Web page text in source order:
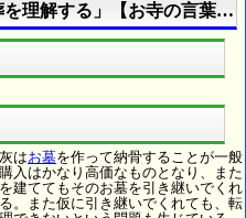
を理解する」【お寺の言葉を
はお墓を作って納骨することが一般
入はかなり高価なものとなり、また
建ててもそのお墓を引き継いでくれ
。また仮に引き継いでくれても、転